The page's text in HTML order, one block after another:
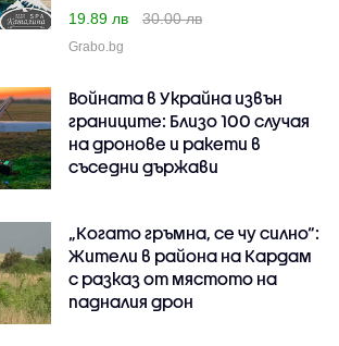
19.89 лв
30.00 лв
Grabo.bg
Войната в Украйна извън
границите: Близо 100 случая
на дронове и ракети в
съседни държави
„Когато гръмна, се чу силно“:
Жители в района на Кардам
с разказ от мястото на
падналия дрон